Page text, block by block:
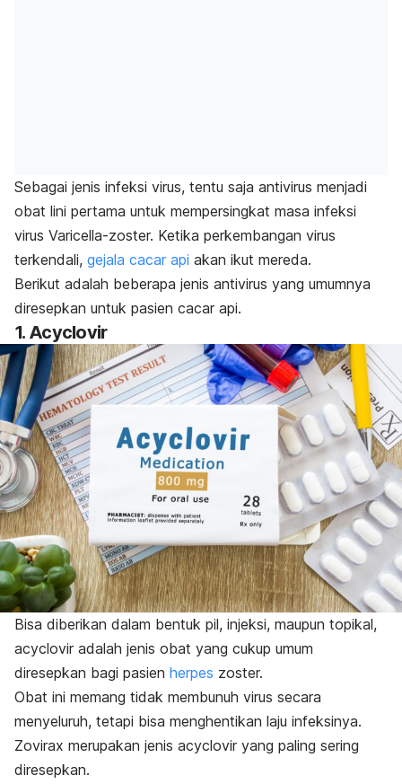
Sebagai jenis infeksi virus, tentu saja antivirus menjadi
obat lini pertama untuk mempersingkat masa infeksi
virus Varicella-zoster. Ketika perkembangan virus
terkendali, gejala cacar api akan ikut mereda.
Berikut adalah beberapa jenis antivirus yang umumnya
diresepkan untuk pasien cacar api.
1. Acyclovir
Bisa diberikan dalam bentuk pil, injeksi, maupun topikal,
acyclovir adalah jenis obat yang cukup umum
diresepkan bagi pasien herpes zoster.
Obat ini memang tidak membunuh virus secara
menyeluruh, tetapi bisa menghentikan laju infeksinya.
Zovirax merupakan jenis acyclovir yang paling sering
diresepkan.